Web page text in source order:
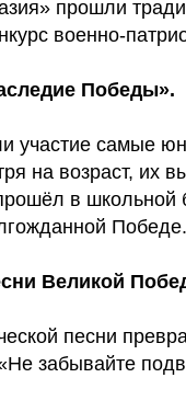
прошли
военно-
Победы».
участие самые
на возраст, их
в школьной
Победе.
Великой
песни
забывайте